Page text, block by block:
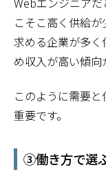
こそこ高く供給
求める企業が多
め収入が高い傾向
このように需要
重要です。
③働き方で選